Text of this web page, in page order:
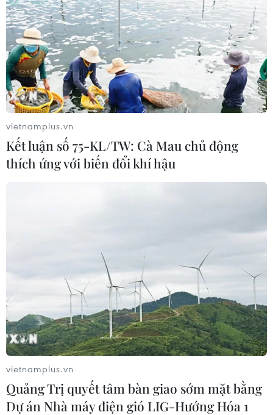
vietnamplus.vn
Kết luận số 75-KL/TW: Cà Mau chủ động
thích ứng với biến đổi khí hậu
vietnamplus.vn
Quảng Trị quyết tâm bàn giao sớm mặt bằng
Dự án Nhà máy điện gió LIG-Hướng Hóa 1